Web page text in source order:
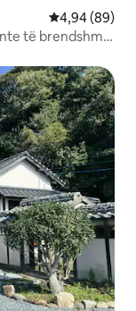
Vlerësimi
4,94 (89)
të brendshme